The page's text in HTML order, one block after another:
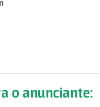
o anunciante: